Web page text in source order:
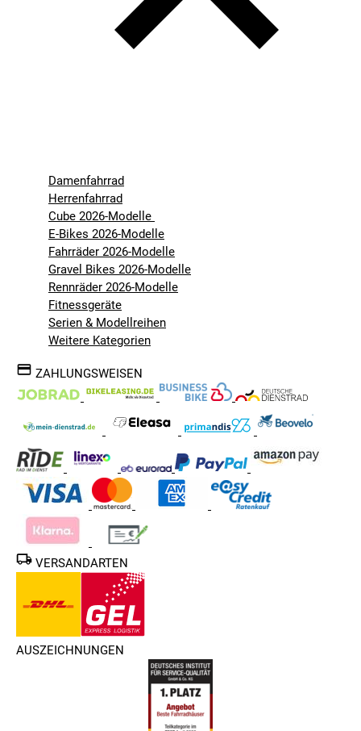
Damenfahrrad
Herrenfahrrad
Cube 2026-Modelle
E-Bikes 2026-Modelle
Fahrräder 2026-Modelle
Gravel Bikes 2026-Modelle
Rennräder 2026-Modelle
Fitnessgeräte
Serien & Modellreihen
Weitere Kategorien
ZAHLUNGSWEISEN
VERSANDARTEN
AUSZEICHNUNGEN